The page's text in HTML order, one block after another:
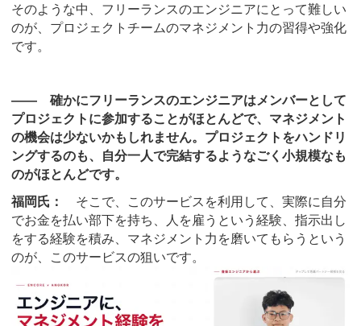
そのような中、フリーランスのエンジニアにとって難しい
のが、プロジェクトチームのマネジメント力の習得や強化
です。
―― 確かにフリーランスのエンジニアはメンバーとして
プロジェクトに参加することがほとんどで、マネジメント
の機会は少ないかもしれません。プロジェクトをハンドリ
ングするのも、自分一人で完結するようなごく小規模なも
のがほとんどです。
福岡氏：
そこで、このサービスを利用して、実際に自分
でお金を払い部下を持ち、人を雇うという経験、指示出し
をする経験を積み、マネジメント力を磨いてもらうという
のが、このサービスの狙いです。